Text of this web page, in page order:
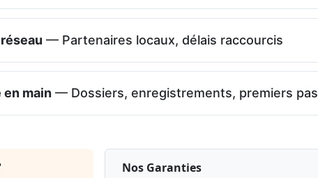
— Partenaires locaux, délais raccourcis
en main — Dossiers, enregistrements, premiers pas
Nos Garanties